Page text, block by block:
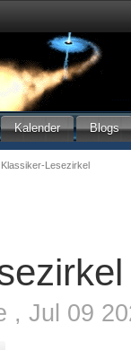
Kalender Blogs
Klassiker-Lesezirkel
, Jul 09